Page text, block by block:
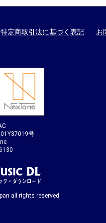
特定商取引法に基づく表記 お
号
all rights reserved.